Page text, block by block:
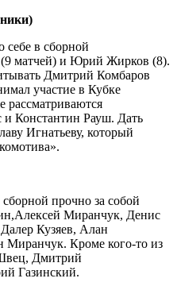
себе в сборной
матчей) и Юрий Жирков (8).
Дмитрий Комбаров
участие в Кубке
рассматриваются
Константин Рауш. Дать
Игнатьеву, который
прочно за собой
Миранчук, Денис
Кузяев, Алан
Миранчук. Кроме кого-то из
Дмитрий
Газинский.